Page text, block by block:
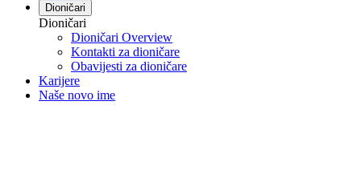
Dioničari
Dioničari
Dioničari Overview
Kontakti za dioničare
Obavijesti za dioničare
Karijere
Naše novo ime